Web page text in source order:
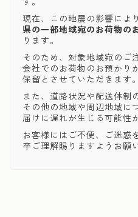
現在、この地震の影響によ
県の一部地域宛のお荷物の
ります。
そのため、対象地域宛のご
会社でのお荷物のお預かり
保留とさせていただきます。
また、道路状況や配送体制
その他の地域や周辺地域に
届けに遅れが生じる可能性
お客様にはご不便、ご迷惑
卒ご理解賜りますようお願